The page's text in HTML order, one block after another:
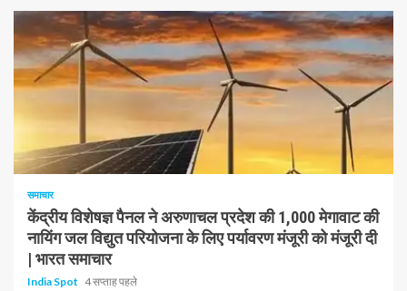
1 न्यूनतम पढ़ा
समाचार
केंद्रीय विशेषज्ञ पैनल ने अरुणाचल प्रदेश की 1,000 मेगावाट की
नायिंग जल विद्युत परियोजना के लिए पर्यावरण मंजूरी को मंजूरी दी
| भारत समाचार
India Spot 4 सप्ताह पहले